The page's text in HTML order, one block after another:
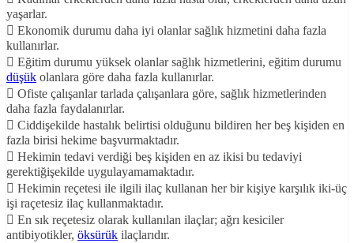
yaşarlar.
 Ekonomik durumu daha iyi olanlar sağlık hizmetini daha fazla
kullanırlar.
 Eğitim durumu yüksek olanlar sağlık hizmetlerini, eğitim durumu
düşük olanlara göre daha fazla kullanırlar.
 Ofiste çalışanlar tarlada çalışanlara göre, sağlık hizmetlerinden
daha fazla faydalanırlar.
 Ciddişekilde hastalık belirtisi olduğunu bildiren her beş kişiden en
fazla birisi hekime başvurmaktadır.
 Hekimin tedavi verdiği beş kişiden en az ikisi bu tedaviyi
gerektiğişekilde uygulayamamaktadır.
 Hekimin reçetesi ile ilgili ilaç kullanan her bir kişiye karşılık iki-üç
işi raçetesiz ilaç kullanmaktadır.
 En sık reçetesiz olarak kullanılan ilaçlar; ağrı kesiciler
antibiyotikler, öksürük ilaçlarıdır.